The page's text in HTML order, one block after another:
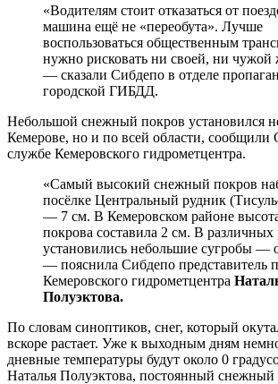
«Водителям стоит отказаться от
машина ещё не «переобута». Лучше
воспользоваться общественным
нужно рисковать ни своей, ни чужой
— сказали Сибдепо в отделе
городской ГИБДД.
Небольшой снежный покров установился
Кемерове, но и по всей области, сообщили
службе Кемеровского гидрометцентра.
«Самый высокий снежный покров
посёлке Центральный рудник
— 7 см. В Кемеровском районе
покрова составила 2 см. В различных
установились небольшие сугробы —
— пояснила Сибдепо представитель
Кемеровского гидрометцентра
Полуэктова.
По словам синоптиков, снег, который
вскоре растает. Уже к выходным дням
дневные температуры будут около 0
Наталья Полуэктова, постоянный снежный